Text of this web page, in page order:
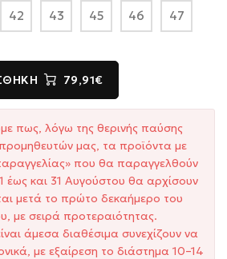
42 43 45 46 47
79,91€
πως, λόγω της θερινής παύσης
προμηθευτών μας, τα προϊόντα με
που θα παραγγελθούν
έως και 31 Αυγούστου θα αρχίσουν
μετά το πρώτο δεκαήμερο του
με σειρά προτεραιότητας.
άμεσα διαθέσιμα συνεχίζουν να
με εξαίρεση το διάστημα 10–14